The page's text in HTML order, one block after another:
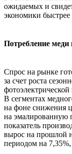
ожидаемых и
экономики
Потребление
Спрос на рынке
за счет роста
В сегментах
на фоне снижения
на эмалированную
показатель
вырос на прошлой
периодом на